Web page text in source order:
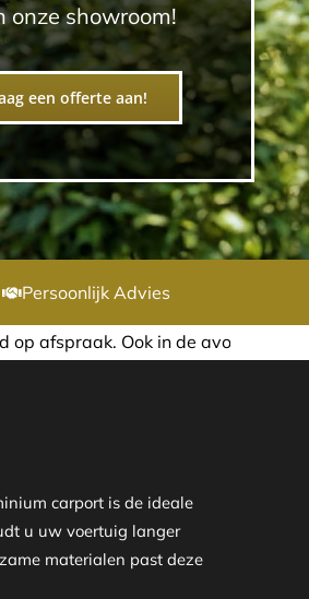
onze showroom!
een offerte aan!
Persoonlijk Advies
avond of in het weekend nemen wij
carport is de ideale
u uw voertuig langer
materialen past deze